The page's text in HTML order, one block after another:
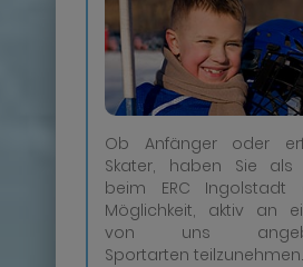
Ob Anfänger oder
Skater, haben Sie als
beim ERC Ingolstadt
Möglichkeit, aktiv an
von uns
Sportarten teilzunehmen.